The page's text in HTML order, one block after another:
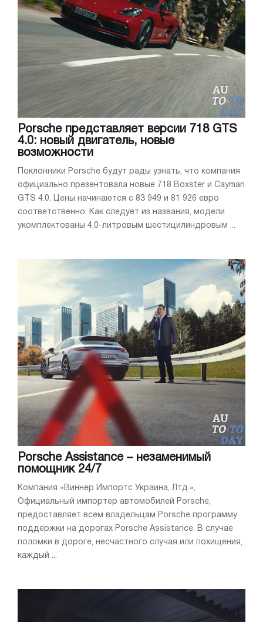
Porsche представляет версии 718 GTS
4.0: новый двигатель, новые
возможности
Поклонники Porsche будут рады узнать, что компания
официально презентовала новые 718 Boxster и Cayman
GTS 4.0. Цены начинаются с 83 949 и 81 926 евро
соответственно. Как следует из названия, модели
укомплектованы 4,0-литровым шестицилиндровым ...
Porsche Assistance – незаменимый
помощник 24/7
Компания «Виннер Импортс Украина, Лтд.»,
Официальный импортер автомобилей Porsche,
предоставляет всем владельцам Porsche программу
поддержки на дорогах Porsche Assistance. В случае
поломки в дороге, несчастного случая или похищения,
каждый ...